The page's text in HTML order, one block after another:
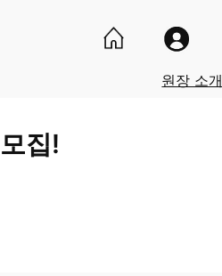
원장 소개
모집!